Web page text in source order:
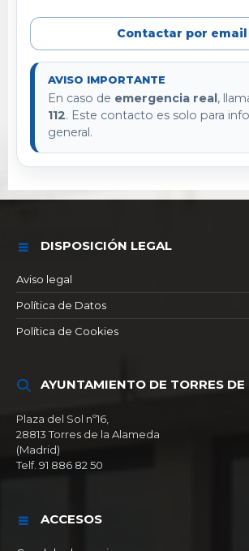
Contactar por email
AVISO IMPORTANTE
En caso de emergencia real,
112. Este contacto es solo para
general.
DISPOSICIÓN LEGAL
Aviso legal
Política de Datos
Política de Cookies
AYUNTAMIENTO DE TORRES
Plaza del Sol nº16,
28813 Torres de la Alameda
(Madrid)
Telf. 91 886 82 50
ACCESOS